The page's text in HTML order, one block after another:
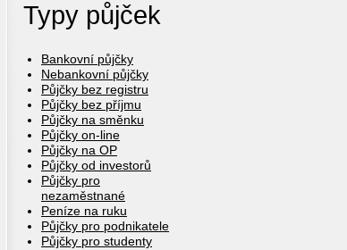
Typy půjček
Bankovní půjčky
Nebankovní půjčky
Půjčky bez registru
Půjčky bez příjmu
Půjčky na směnku
Půjčky on-line
Půjčky na OP
Půjčky od investorů
Půjčky pro
nezaměstnané
Peníze na ruku
Půjčky pro podnikatele
Půjčky pro studenty